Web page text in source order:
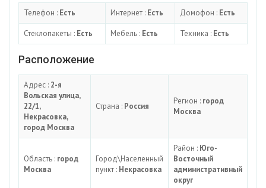
Телефон : Есть Интернет : Есть Домофон : Есть
Стеклопакеты : Есть Мебель : Есть Техника : Есть
Расположение
Адрес : 2-я
Вольская улица,
22/1,
Некрасовка,
город Москва
Страна : Россия
Регион : город
Москва
Область : город
Москва
Город\Населенный
пункт : Некрасовка
Район : Юго-
Восточный
административный
округ